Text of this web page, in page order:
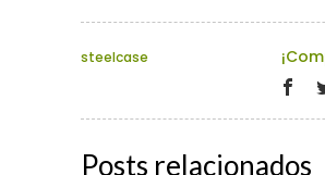
steelcase
Posts relacionados